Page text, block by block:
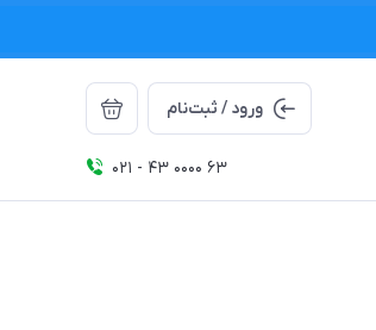
ورود / ثبت‌نام
021 - 43 0000 63